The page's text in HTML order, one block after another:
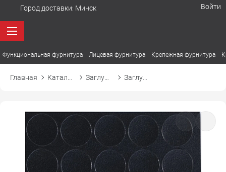
Город доставки: Минск Войти
Функциональная фурнитура Лицевая фурнитура Крепежная фурнитура
Главная